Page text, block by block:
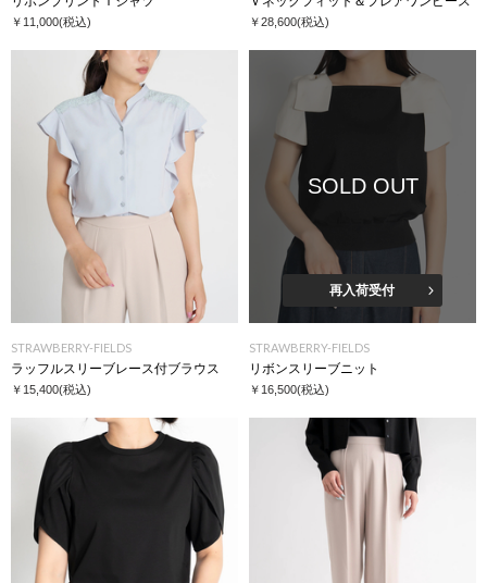
￥11,000(税込) ￥28,600(税込)
STRAWBERRY-FIELDS
ラッフルスリーブレース付ブラウス
￥15,400(税込)
SOLD OUT
再入荷受付
STRAWBERRY-FIELDS
リボンスリーブニット
￥16,500(税込)